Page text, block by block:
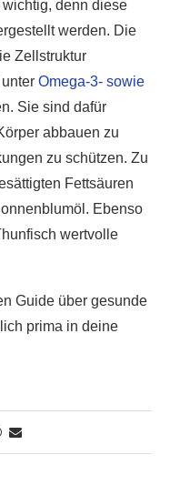
denn diese
werden. Die
Zellstruktur
Omega-3- sowie
Sie sind dafür
abbauen zu
zu schützen. Zu
Fettsäuren
Ebenso
wertvolle
Guide über gesunde
prima in deine